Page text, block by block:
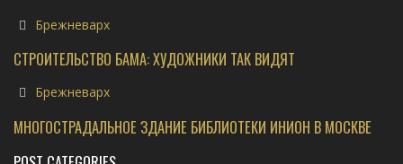
Брежневарх
СТРОИТЕЛЬСТВО БАМА: ХУДОЖНИКИ ТАК ВИДЯТ
Брежневарх
МНОГОСТРАДАЛЬНОЕ ЗДАНИЕ БИБЛИОТЕКИ ИНИОН В МОСКВЕ